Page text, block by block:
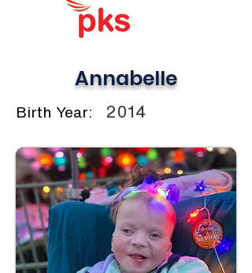
Annabelle
Birth Year: 2014